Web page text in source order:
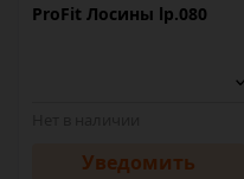
ProFit Лосины lp.080
Уведомить